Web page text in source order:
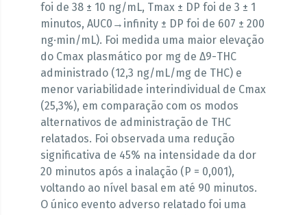
foi de 38 ± 10 ng/mL, Tmax ± DP foi de 3 ± 1
minutos, AUC0→infinity ± DP foi de 607 ± 200
ng·min/mL). Foi medida uma maior elevação
do Cmax plasmático por mg de Δ9-THC
administrado (12,3 ng/mL/mg de THC) e
menor variabilidade interindividual de Cmax
(25,3%), em comparação com os modos
alternativos de administração de THC
relatados. Foi observada uma redução
significativa de 45% na intensidade da dor
20 minutos após a inalação (P = 0,001),
voltando ao nível basal em até 90 minutos.
O único evento adverso relatado foi uma